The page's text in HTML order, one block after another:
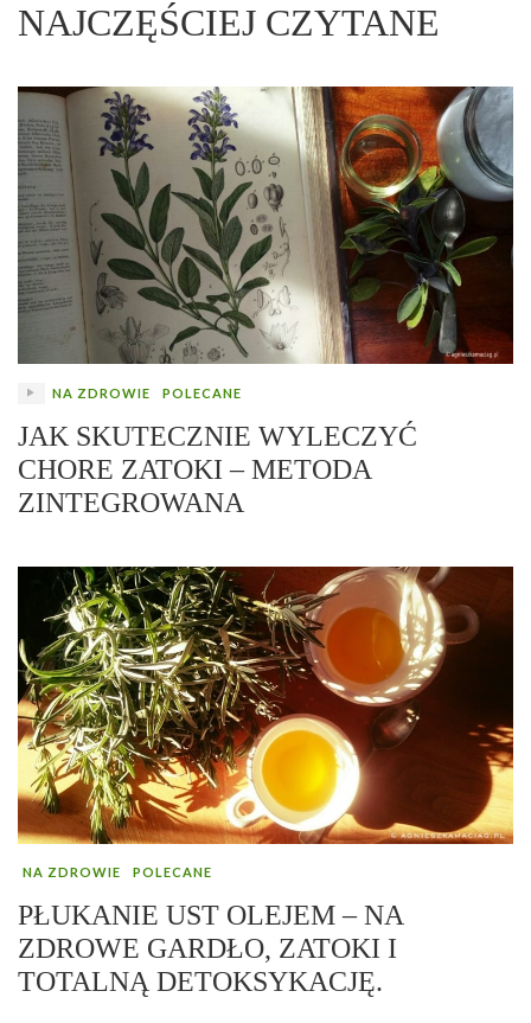
NAJCZĘŚCIEJ CZYTANE
NA ZDROWIE POLECANE
JAK SKUTECZNIE WYLECZYĆ
CHORE ZATOKI – METODA
ZINTEGROWANA
NA ZDROWIE POLECANE
PŁUKANIE UST OLEJEM – NA
ZDROWE GARDŁO, ZATOKI I
TOTALNĄ DETOKSYKACJĘ.